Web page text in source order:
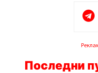
Последни